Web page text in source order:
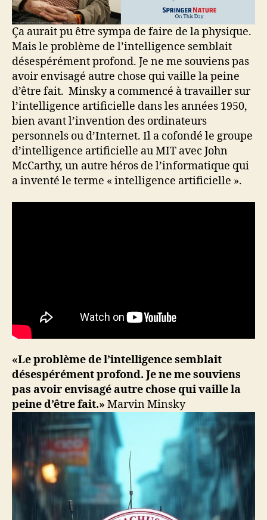
Ça aurait pu être sympa de faire de la physique.
Mais le problème de l’intelligence semblait
désespérément profond. Je ne me souviens pas
avoir envisagé autre chose qui vaille la peine
d’être fait. Minsky a commencé à travailler sur
l’intelligence artificielle dans les années 1950,
bien avant l’invention des ordinateurs
personnels ou d’Internet. Il a cofondé le groupe
d’intelligence artificielle au MIT avec John
McCarthy, un autre héros de l’informatique qui
a inventé le terme « intelligence artificielle ».
«Le problème de l’intelligence semblait
désespérément profond. Je ne me souviens
pas avoir envisagé autre chose qui vaille la
peine d’être fait.» Marvin Minsky